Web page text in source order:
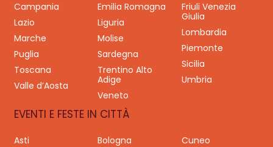
Campania
Emilia Romagna
Friuli Venezia
Giulia
Lazio
Liguria
Lombardia
Marche
Molise
Piemonte
Puglia
Sardegna
Sicilia
Toscana
Trentino Alto
Adige
Umbria
Valle d’Aosta
Veneto
EVENTI E FESTE IN CITTÀ
Asti Bologna
Cuneo